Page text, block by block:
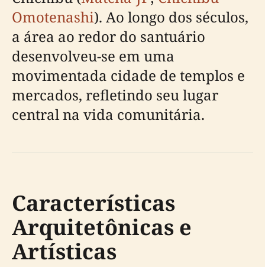
Omotenashi). Ao longo dos séculos,
a área ao redor do santuário
desenvolveu-se em uma
movimentada cidade de templos e
mercados, refletindo seu lugar
central na vida comunitária.
Características
Arquitetônicas e
Artísticas